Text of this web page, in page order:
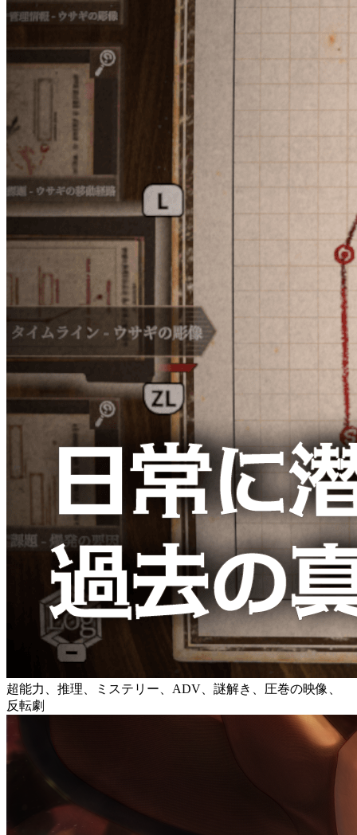
超能力、推理、ミステリー、ADV、謎解き、圧巻の映像、
反転劇